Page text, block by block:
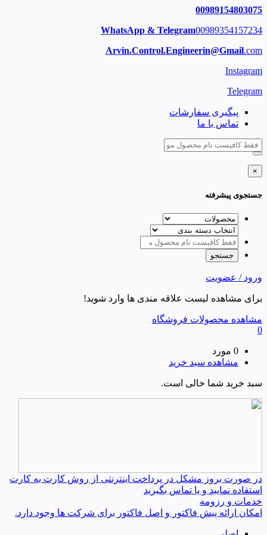
00989154803075
WhatsApp & Telegram00989354157234
Arvin.Control.Engineerin@Gmail.com
Instagram
Telegram
پیگیری سفارشات
تماس با ما
×
جستجوی پیشرفته
ورود / عضویت
برای مشاهده لیست علاقه مندی ها وارد شوید!
مشاهده محصولات فروشگاه
0
0 مورد
مشاهده سبد خرید
سبد خرید شما خالی است.
در صورت بروز مشکل در پرداخت اینترنتی از روش کارت به کارت
استفاده نمایید و یا تماس بگیرید
خدمات و رزومه
امکان ارائه پیش فاکتور و اصل فاکتور برای شرکت ها وجود دارد.